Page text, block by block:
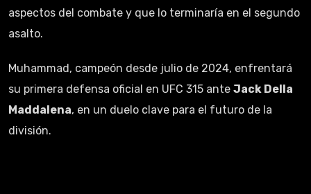
aspectos del combate y que lo terminaría en el segundo
asalto.
Muhammad, campeón desde julio de 2024, enfrentará
su primera defensa oficial en UFC 315 ante Jack Della
Maddalena, en un duelo clave para el futuro de la
división.